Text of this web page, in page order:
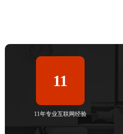
11
11年专业互联网经验